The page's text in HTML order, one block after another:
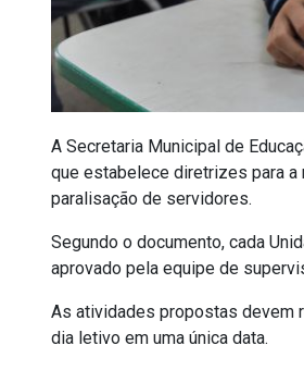
A Secretaria Municipal de
que estabelece diretrizes para a
paralisação de servidores.
Segundo o documento, cada
aprovado pela equipe de
As atividades propostas devem
dia letivo em uma única data.